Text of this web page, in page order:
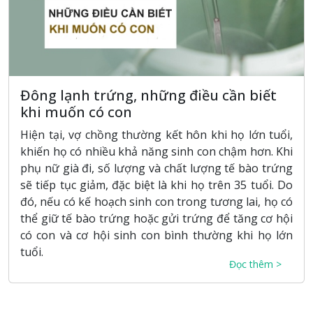
Đông lạnh trứng, những điều cần biết
khi muốn có con
Hiện tại, vợ chồng thường kết hôn khi họ lớn tuổi,
khiến họ có nhiều khả năng sinh con chậm hơn. Khi
phụ nữ già đi, số lượng và chất lượng tế bào trứng
sẽ tiếp tục giảm, đặc biệt là khi họ trên 35 tuổi. Do
đó, nếu có kế hoạch sinh con trong tương lai, họ có
thể giữ tế bào trứng hoặc gửi trứng để tăng cơ hội
có con và cơ hội sinh con bình thường khi họ lớn
tuổi.
Đọc thêm >